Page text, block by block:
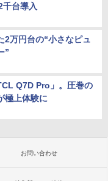
台導入
2万円台の“小さなピュ
”
Q7D Pro」。圧巻の
極上体験に
お問い合わせ